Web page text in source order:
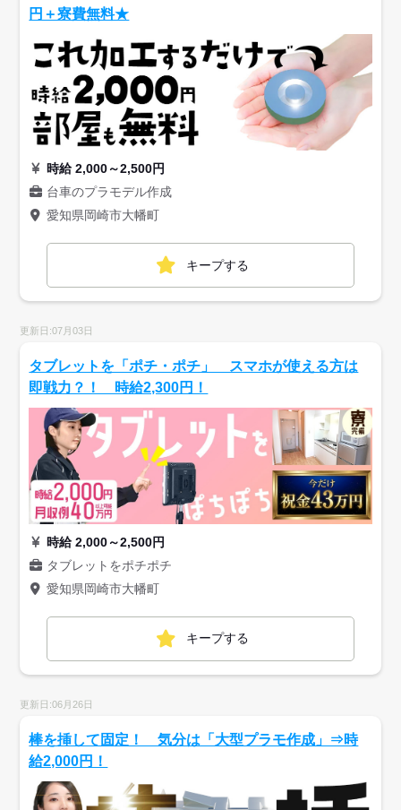
円＋寮費無料★
時給 2,000～2,500円
台車のプラモデル作成
愛知県岡崎市大幡町
キープする
更新日:07月03日
タブレットを「ポチ・ポチ」 スマホが使える方は
即戦力？！ 時給2,300円！
時給 2,000～2,500円
タブレットをポチポチ
愛知県岡崎市大幡町
キープする
更新日:06月26日
棒を挿して固定！ 気分は「大型プラモ作成」⇒時
給2,000円！